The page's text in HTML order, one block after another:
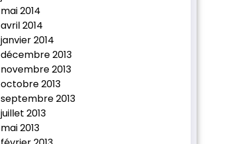
mai 2014
avril 2014
janvier 2014
décembre 2013
novembre 2013
octobre 2013
septembre 2013
juillet 2013
mai 2013